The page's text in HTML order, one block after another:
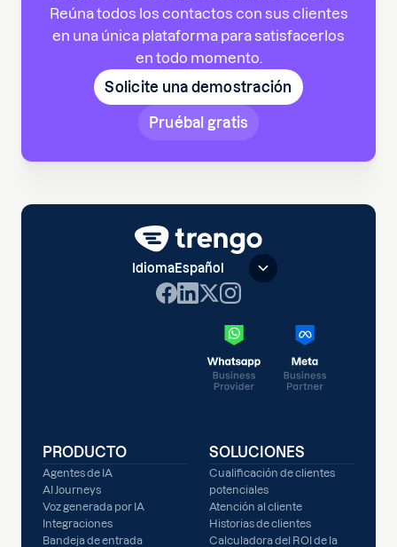
Reúna todos los contactos con sus clientes
en una única plataforma para satisfacerlos
en todo momento.
Solicite una demostración
Pruébal gratis
IdiomaEspañol
PRODUCTO
Agentes de IA
AI Journeys
Voz generada por IA
Integraciones
Bandeja de entrada
SOLUCIONES
Cualificación de clientes
potenciales
Atención al cliente
Historias de clientes
Calculadora del ROI de la